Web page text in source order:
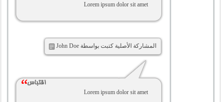
Lorem ipsum dolor sit amet
المشاركة الأصلية كتبت بواسطة John Doe
Lorem ipsum dolor sit amet